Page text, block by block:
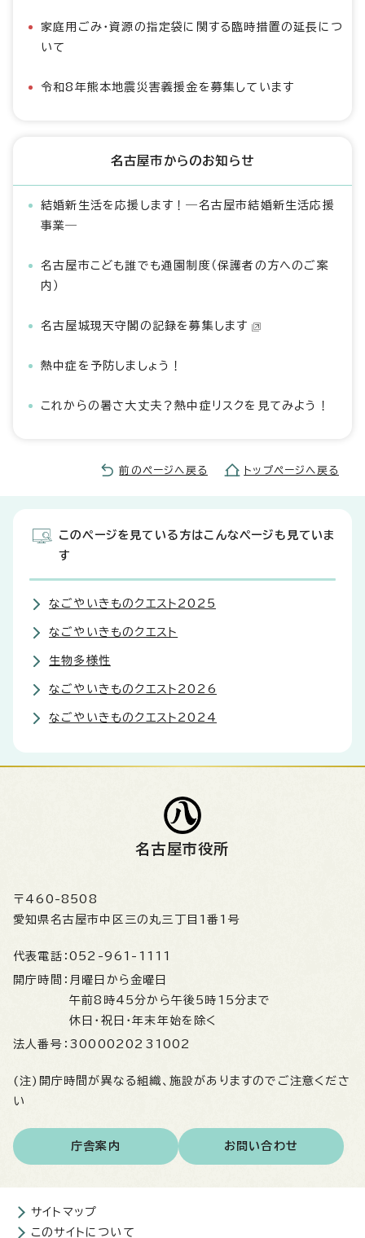
家庭用ごみ・資源の指定袋に関する臨時措置の延長につ
いて
令和8年熊本地震災害義援金を募集しています
名古屋市からのお知らせ
結婚新生活を応援します！―名古屋市結婚新生活応援
事業―
名古屋市こども誰でも通園制度（保護者の方へのご案
内）
名古屋城現天守閣の記録を募集します
熱中症を予防しましょう！
これからの暑さ大丈夫？熱中症リスクを見てみよう！
前のページへ戻る トップページへ戻る
このページを見ている方はこんなページも見ていま
す
なごやいきものクエスト2025
なごやいきものクエスト
生物多様性
なごやいきものクエスト2026
なごやいきものクエスト2024
名古屋市役所
〒460-8508
愛知県名古屋市中区三の丸三丁目1番1号
代表電話： 052-961-1111
開庁時間： 月曜日から金曜日
午前8時45分から午後5時15分まで
休日・祝日・年末年始を除く
法人番号： 3000020231002
(注)開庁時間が異なる組織、施設がありますのでご注意くださ
い
庁舎案内 お問い合わせ
サイトマップ
このサイトについて